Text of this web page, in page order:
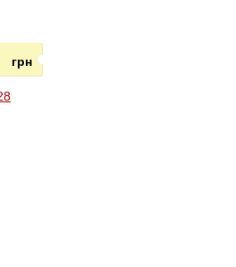
грн